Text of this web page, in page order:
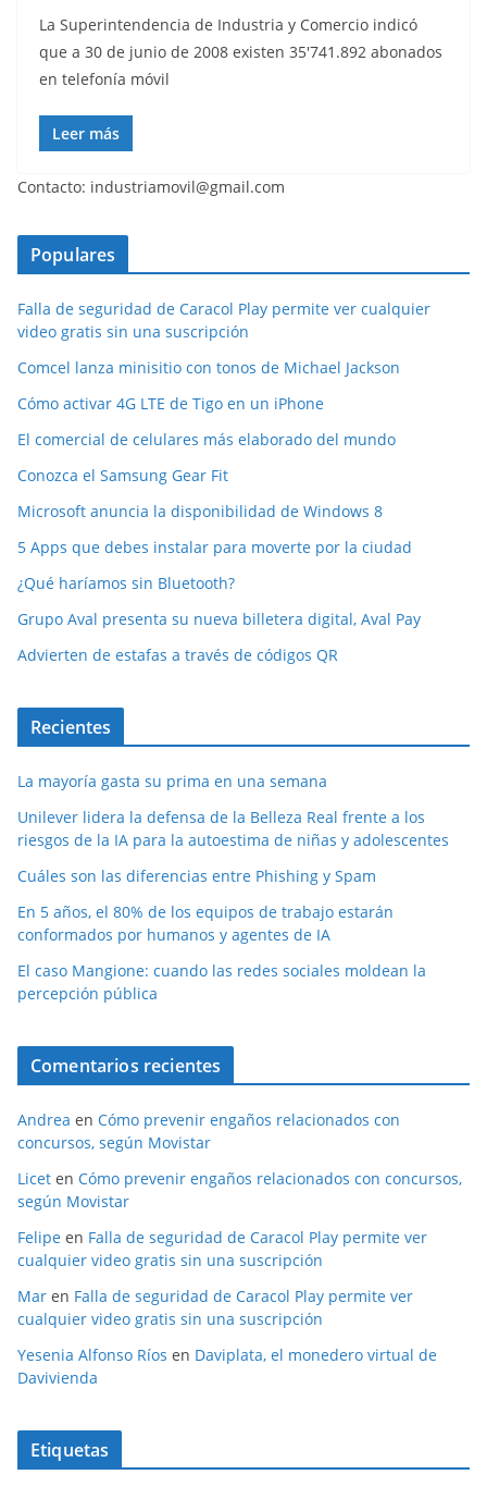
La Superintendencia de Industria y Comercio indicó
que a 30 de junio de 2008 existen 35'741.892 abonados
en telefonía móvil
Leer más
Contacto: industriamovil@gmail.com
Populares
Falla de seguridad de Caracol Play permite ver cualquier
video gratis sin una suscripción
Comcel lanza minisitio con tonos de Michael Jackson
Cómo activar 4G LTE de Tigo en un iPhone
El comercial de celulares más elaborado del mundo
Conozca el Samsung Gear Fit
Microsoft anuncia la disponibilidad de Windows 8
5 Apps que debes instalar para moverte por la ciudad
¿Qué haríamos sin Bluetooth?
Grupo Aval presenta su nueva billetera digital, Aval Pay
Advierten de estafas a través de códigos QR
Recientes
La mayoría gasta su prima en una semana
Unilever lidera la defensa de la Belleza Real frente a los
riesgos de la IA para la autoestima de niñas y adolescentes
Cuáles son las diferencias entre Phishing y Spam
En 5 años, el 80% de los equipos de trabajo estarán
conformados por humanos y agentes de IA
El caso Mangione: cuando las redes sociales moldean la
percepción pública
Comentarios recientes
Andrea en Cómo prevenir engaños relacionados con
concursos, según Movistar
Licet en Cómo prevenir engaños relacionados con concursos,
según Movistar
Felipe en Falla de seguridad de Caracol Play permite ver
cualquier video gratis sin una suscripción
Mar en Falla de seguridad de Caracol Play permite ver
cualquier video gratis sin una suscripción
Yesenia Alfonso Ríos en Daviplata, el monedero virtual de
Davivienda
Etiquetas